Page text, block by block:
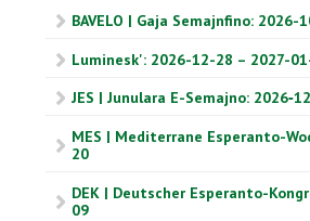
BAVELO | Gaja Semajnfino: 2026-
Luminesk': 2026-12-28 – 2027-
JES | Junulara E-Semajno:
MES | Mediterrane Esperanto-
20
DEK | Deutscher Esperanto-
09